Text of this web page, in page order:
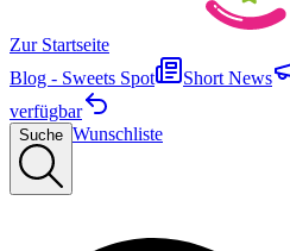
Zur Startseite
Blog - Sweets Spot
Short News
verfügbar
Suche Wunschliste